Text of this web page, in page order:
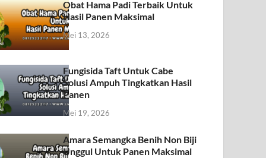
Obat Hama Padi Terbaik Untuk
Hasil Panen Maksimal
Mei 13, 2026
Fungisida Taft Untuk Cabe
Solusi Ampuh Tingkatkan Hasil
Panen
Mei 19, 2026
Amara Semangka Benih Non Biji
Unggul Untuk Panen Maksimal